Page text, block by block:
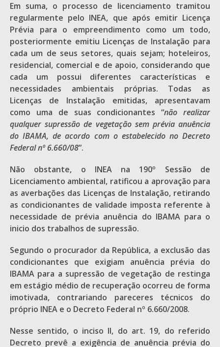
Em suma, o processo de licenciamento tramitou
regularmente pelo INEA, que após emitir Licença
Prévia para o empreendimento como um todo,
posteriormente emitiu Licenças de Instalação para
cada um de seus setores, quais sejam; hoteleiros,
residencial, comercial e de apoio, considerando que
cada um possui diferentes características e
necessidades ambientais próprias. Todas as
Licenças de Instalação emitidas, apresentavam
como uma de suas condicionantes “não realizar
qualquer supressão de vegetação sem prévia anuência
do IBAMA, de acordo com o estabelecido no Decreto
Federal nº 6.660/08”.
Não obstante, o INEA na 190º Sessão de
Licenciamento ambiental, ratificou a aprovação para
as averbações das Licenças de Instalação, retirando
as condicionantes de validade imposta referente à
necessidade de prévia anuência do IBAMA para o
inicio dos trabalhos de supressão.
Segundo o procurador da República, a exclusão das
condicionantes que exigiam anuência prévia do
IBAMA para a supressão de vegetação de restinga
em estágio médio de recuperação ocorreu de forma
imotivada, contrariando pareceres técnicos do
próprio INEA e o Decreto Federal nº 6.660/2008.
Nesse sentido, o inciso II, do art. 19, do referido
Decreto prevê a exigência de anuência prévia do